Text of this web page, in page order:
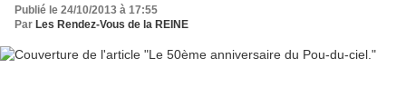
Publié le 24/10/2013 à 17:55
Par Les Rendez-Vous de la REINE